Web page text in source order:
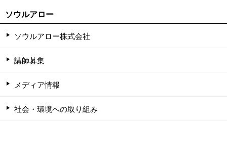
ソウルアロー
ソウルアロー株式会社
講師募集
メディア情報
社会・環境への取り組み